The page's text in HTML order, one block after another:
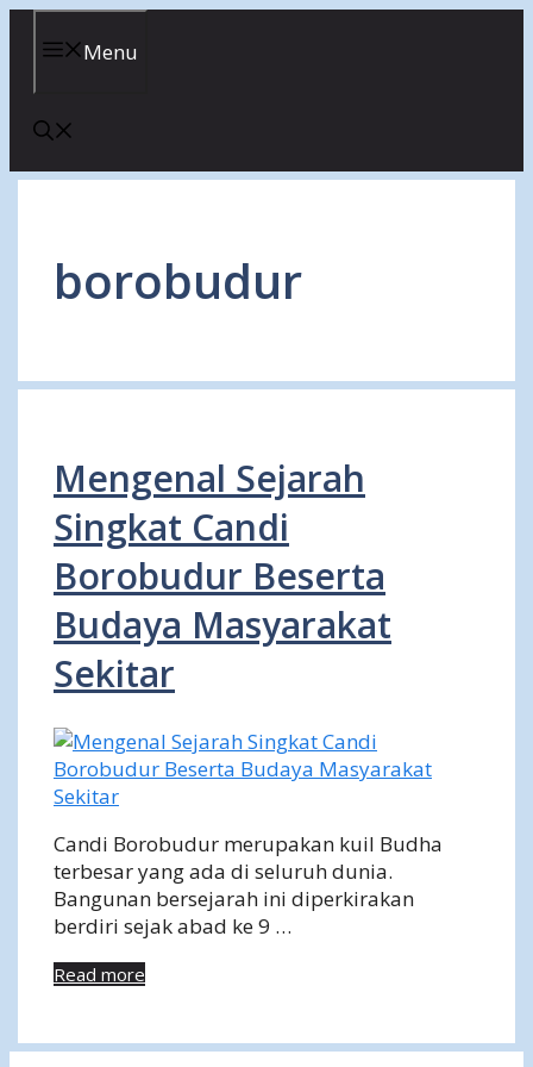
Menu
borobudur
Mengenal Sejarah
Singkat Candi
Borobudur Beserta
Budaya Masyarakat
Sekitar
Candi Borobudur merupakan kuil Budha
terbesar yang ada di seluruh dunia.
Bangunan bersejarah ini diperkirakan
berdiri sejak abad ke 9 …
Read more